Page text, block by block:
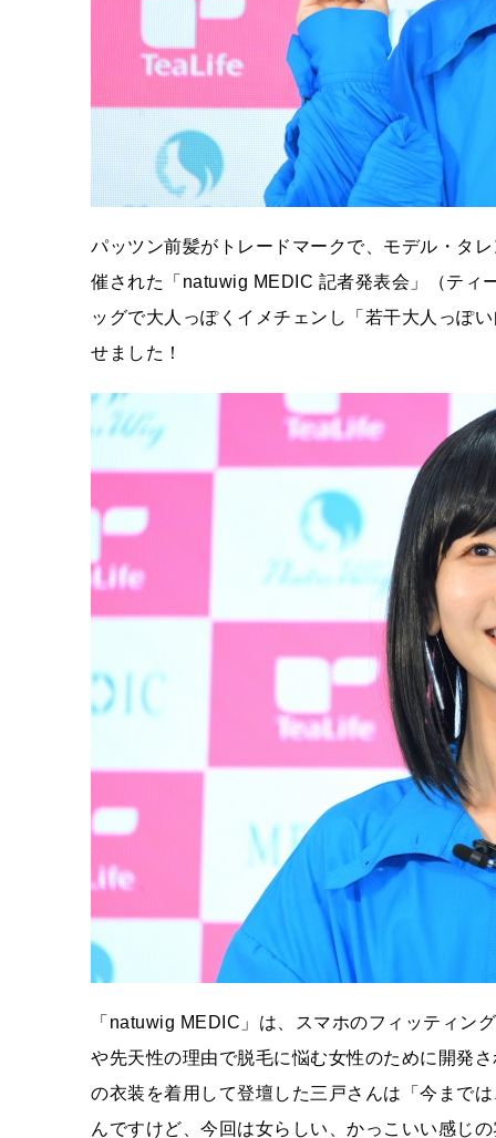
パッツン前髪がトレードマークで、モデル・タ
催された「natuwig MEDIC 記者発表会」（ティ
ッグで大人っぽくイメチェンし「若干大人っぽ
せました！
「natuwig MEDIC」は、スマホのフィッティン
や先天性の理由で脱毛に悩む女性のために開発
の衣装を着用して登壇した三戸さんは「今まで
んですけど、今回は女らしい、かっこいい感じ